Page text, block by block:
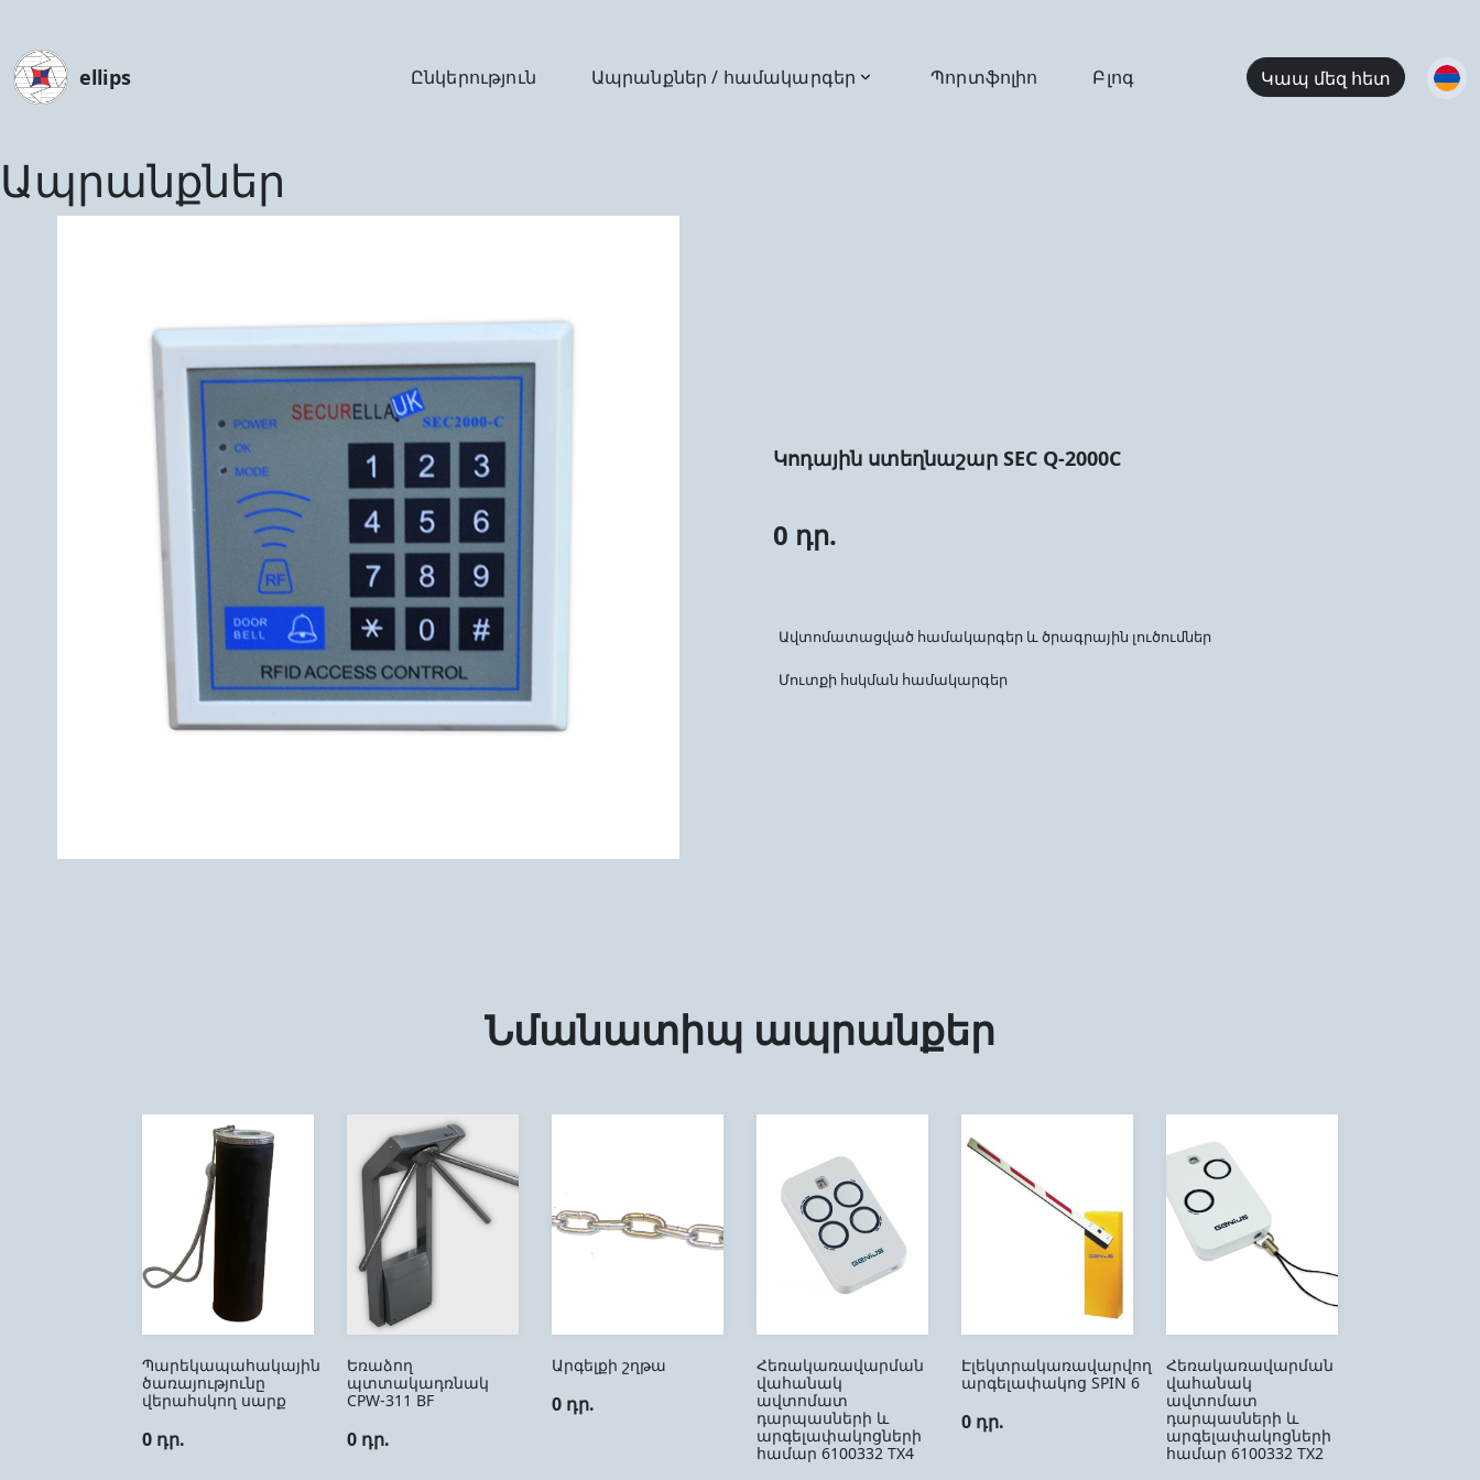
ellips Ընկերություն Ապրանքներ / համակարգեր Պորտֆոլիո Բլոգ Կապ մեզ հետ
Ապրանքներ
Կոդային ստեղնաշար SEC Q-2000C
0 դր.
Ավտոմատացված համակարգեր և ծրագրային լուծումներ
Մուտքի հսկման համակարգեր
Նմանատիպ ապրանքեր
Պարեկապահակային
ծառայությունը
վերահսկող սարք
0 դր.
Եռաձող
պտտակադռնակ
CPW-311 BF
0 դր.
Արգելքի շղթա
0 դր.
Հեռակառավարման
վահանակ
ավտոմատ
դարպասների և
արգելափակոցների
համար 6100332 ТX4
Էլեկտրակառավարվող
արգելափակոց SPIN 6
0 դր.
Հեռակառավարման
վահանակ
ավտոմատ
դարպասների և
արգելափակոցների
համար 6100332 ТX2